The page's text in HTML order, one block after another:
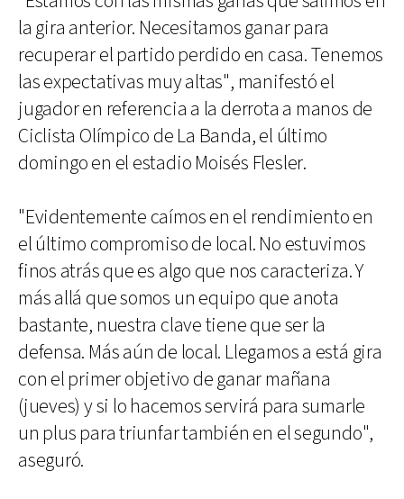
la gira anterior. Necesitamos ganar para
recuperar el partido perdido en casa. Tenemos
las expectativas muy altas", manifestó el
jugador en referencia a la derrota a manos de
Ciclista Olímpico de La Banda, el último
domingo en el estadio Moisés Flesler.
"Evidentemente caímos en el rendimiento en
el último compromiso de local. No estuvimos
finos atrás que es algo que nos caracteriza. Y
más allá que somos un equipo que anota
bastante, nuestra clave tiene que ser la
defensa. Más aún de local. Llegamos a está gira
con el primer objetivo de ganar mañana
(jueves) y si lo hacemos servirá para sumarle
un plus para triunfar también en el segundo",
aseguró.